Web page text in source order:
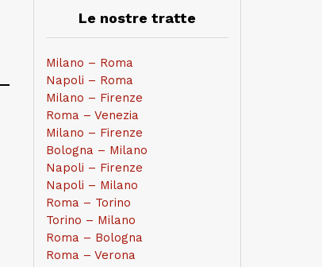
Le nostre tratte
Milano – Roma
Napoli – Roma
Milano – Firenze
Roma – Venezia
Milano – Firenze
Bologna – Milano
Napoli – Firenze
Napoli – Milano
Roma – Torino
Torino – Milano
Roma – Bologna
Roma – Verona